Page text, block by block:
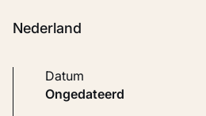
Nederland
Datum
ongedateerd